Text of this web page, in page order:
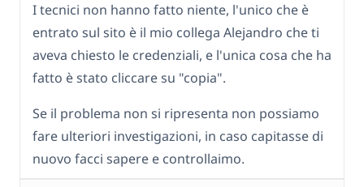
I tecnici non hanno fatto niente, l'unico che è
entrato sul sito è il mio collega Alejandro che ti
aveva chiesto le credenziali, e l'unica cosa che ha
fatto è stato cliccare su "copia".
Se il problema non si ripresenta non possiamo
fare ulteriori investigazioni, in caso capitasse di
nuovo facci sapere e controllaimo.